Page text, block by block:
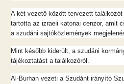
A két vezető között tervezett
tartotta az izraeli katonai cenzor, amit
a szudáni sajtóközlemények
Mint később kiderült, a szudáni
tájékoztatást a találkozóról.
Al-Burhan vezeti a Szudánt irányító